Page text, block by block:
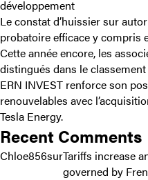
développement
Le constat d’huissier sur
probatoire efficace y compris
Cette année encore, les
distingués dans le
ERN INVEST renforce son
renouvelables avec
Tesla Energy.
Recent Comments
Chloe856surTariffs increase
governed by